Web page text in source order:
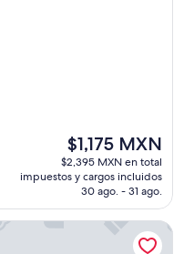
El
precio
actual
de
$1,175 MXN
$1,175 MXN
$2,395 MXN en total
impuestos y cargos incluidos
30 ago. - 31 ago.